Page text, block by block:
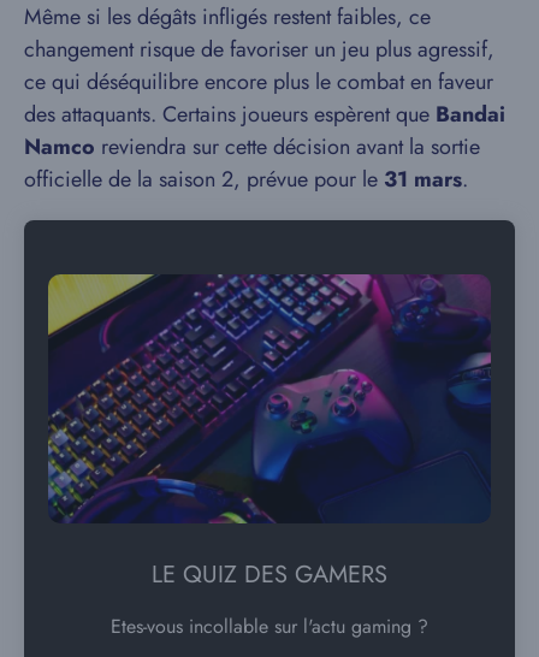
Même si les dégâts infligés restent faibles, ce
changement risque de favoriser un jeu plus agressif,
ce qui déséquilibre encore plus le combat en faveur
des attaquants. Certains joueurs espèrent que Bandai
Namco reviendra sur cette décision avant la sortie
officielle de la saison 2, prévue pour le 31 mars.
LE QUIZ DES GAMERS
Etes-vous incollable sur l'actu gaming ?